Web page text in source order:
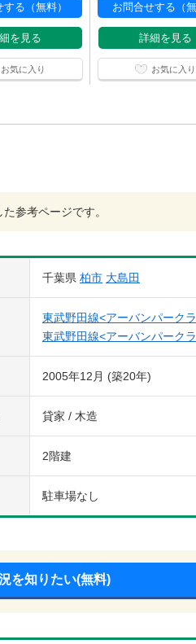
る（無料）
を見る
お気に入り
お問合せする（無
詳細を見る
お気に入り
参考ページです。
千葉県 柏市 大島田
東武野田線<アーバンパーク
東武野田線<アーバンパーク
2005年12月 (築20年)
貸家 / 木造
2階建
駐車場なし
を知りたい(無料)